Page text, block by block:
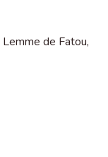
Lemme de Fatou,